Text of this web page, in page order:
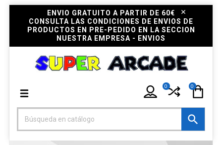
ENVIO GRATUITO A PARTIR DE 60€
CONSULTA LAS CONDICIONES DE ENVIOS DE
PRODUCTOS EN PRE-PEDIDO EN LA SECCION
NUESTRA EMPRESA - ENVIOS
0
0
